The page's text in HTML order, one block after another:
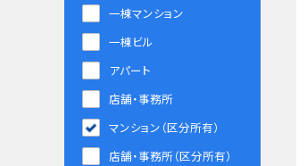
一棟マンション
一棟ビル
アパート
店舗・事務所
マンション（区分所有）
店舗・事務所（区分所有）